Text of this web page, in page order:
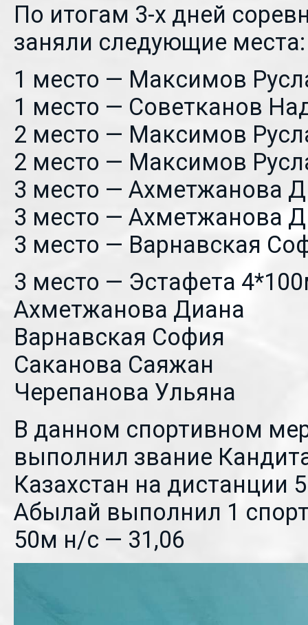
По итогам 3-х дней
заняли следующие места:
1 место — Максимов
1 место — Советканов
2 место — Максимов
2 место — Максимов
3 место — Ахметжанова
3 место — Ахметжанова
3 место — Варнавская
3 место — Эстафета
Ахметжанова Диана
Варнавская София
Саканова Саяжан
Черепанова Ульяна
В данном спортивном
выполнил звание
Казахстан на дистанции
Абылай выполнил 1
50м н/с — 31,06